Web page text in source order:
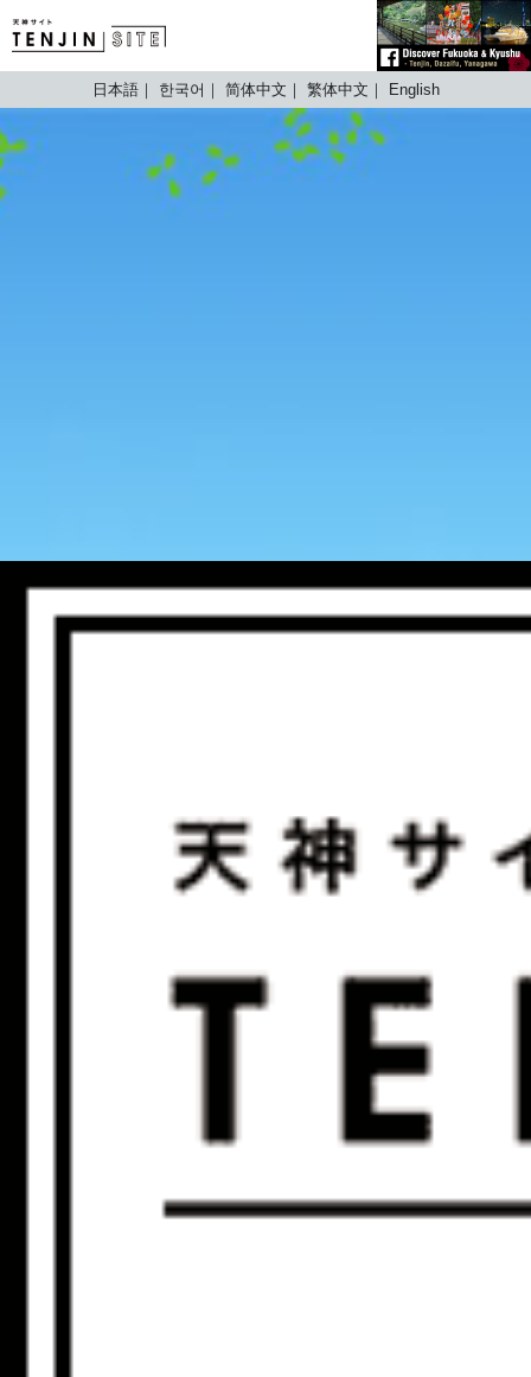
TENJIN SITE
日本語 한국어 简体中文 繁体中文 English